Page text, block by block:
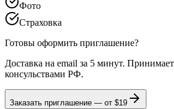
Фото
Страховка
Готовы оформить приглашение?
Доставка на email за 5 минут.
консульствами РФ.
Заказать приглашение — от $19